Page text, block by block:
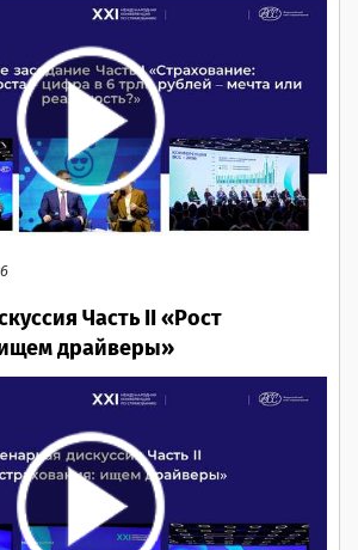
Часть II «Рост
драйверы»